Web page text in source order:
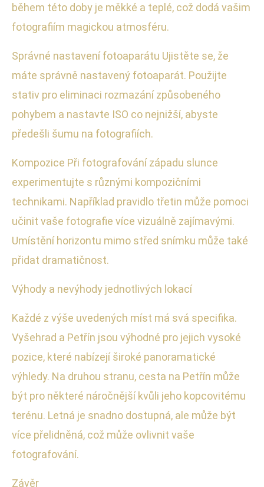
během této doby je měkké a teplé, což dodá vašim
fotografiím magickou atmosféru.
Správné nastavení fotoaparátu Ujistěte se, že
máte správně nastavený fotoaparát. Použijte
stativ pro eliminaci rozmazání způsobeného
pohybem a nastavte ISO co nejnižší, abyste
předešli šumu na fotografiích.
Kompozice Při fotografování západu slunce
experimentujte s různými kompozičními
technikami. Například pravidlo třetin může pomoci
učinit vaše fotografie více vizuálně zajímavými.
Umístění horizontu mimo střed snímku může také
přidat dramatičnost.
Výhody a nevýhody jednotlivých lokací
Každé z výše uvedených míst má svá specifika.
Vyšehrad a Petřín jsou výhodné pro jejich vysoké
pozice, které nabízejí široké panoramatické
výhledy. Na druhou stranu, cesta na Petřín může
být pro některé náročnější kvůli jeho kopcovitému
terénu. Letná je snadno dostupná, ale může být
více přelidněná, což může ovlivnit vaše
fotografování.
Závěr